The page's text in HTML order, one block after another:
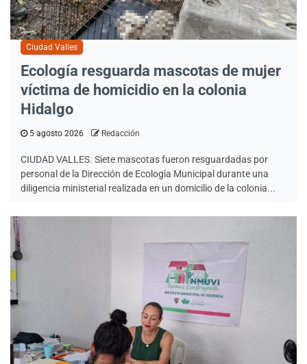
Ciudad Valles
Ecología resguarda mascotas de mujer
víctima de homicidio en la colonia
Hidalgo
5 agosto 2026 Redacción
CIUDAD VALLES. Siete mascotas fueron resguardadas por
personal de la Dirección de Ecología Municipal durante una
diligencia ministerial realizada en un domicilio de la colonia...